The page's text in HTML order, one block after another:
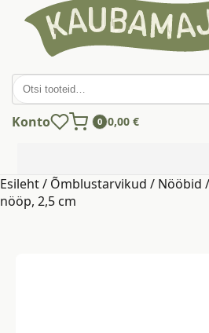
Otsi:
Konto 0 0,00 €
Esileht/ Õmblustarvikud / Nööbid
nööp, 2,5 cm